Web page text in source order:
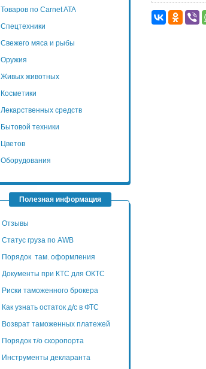
Товаров по Carnet ATA
Спецтехники
Свежего мяса и рыбы
Оружия
Живых животных
Косметики
Лекарственных средств
Бытовой техники
Цветов
Оборудования
Полезная информация
Отзывы
Статус груза по AWB
Порядок там. оформления
Документы при КТС для ОКТС
Риски таможенного брокера
Как узнать остаток д/с в ФТС
Возврат таможенных платежей
Порядок т/о скоропорта
Инструменты декларанта